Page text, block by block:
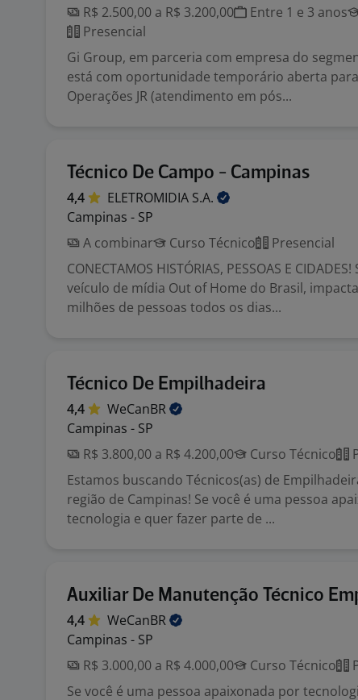
R$ 2.500,00 a R$ 3.200,00
Entre 1 e 3 anos
Presencial
Gi Group, em parceria com empresa do
está com oportunidade temporário aberta para
Operações JR (atendimento em pós...
Técnico De Campo - Campinas
4,4 ELETROMIDIA S.A.
Campinas - SP
A combinar
Curso Técnico
Presencial
CONECTAMOS HISTÓRIAS, PESSOAS E
veículo de mídia Out of Home do Brasil,
milhões de pessoas todos os dias...
Técnico De Empilhadeira
4,4
WeCanBR
Campinas - SP
R$ 3.800,00 a R$ 4.200,00
Curso Técnico
Estamos buscando Técnicos(as) de
região de Campinas! Se você é uma pessoa
tecnologia e quer fazer parte de ...
Auxiliar De Manutenção Técnico
4,4
WeCanBR
Campinas - SP
R$ 3.000,00 a R$ 4.000,00
Curso Técnico
Se você é uma pessoa apaixonada por